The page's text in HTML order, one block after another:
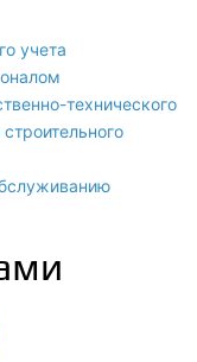
учета
технического